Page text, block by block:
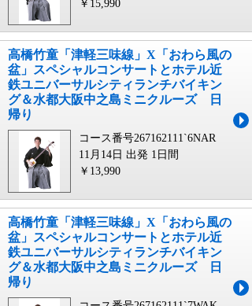
￥15,990
高橋竹童「津軽三味線」X「おわら風の
盆」スペシャルコンサートとホテル近
鉄ユニバーサルシティランチバイキン
グ＆水都大阪中之島ミニクルーズ 日
帰り
コース番号267162111`6NAR
11月14日 出発 1日間
￥13,990
高橋竹童「津軽三味線」X「おわら風の
盆」スペシャルコンサートとホテル近
鉄ユニバーサルシティランチバイキン
グ＆水都大阪中之島ミニクルーズ 日
帰り